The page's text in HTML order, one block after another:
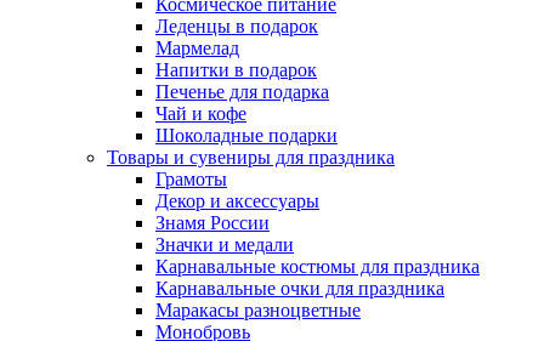
Космическое питание
Леденцы в подарок
Мармелад
Напитки в подарок
Печенье для подарка
Чай и кофе
Шоколадные подарки
Товары и сувениры для праздника
Грамоты
Декор и аксессуары
Знамя России
Значки и медали
Карнавальные костюмы для праздника
Карнавальные очки для праздника
Маракасы разноцветные
Монобровь